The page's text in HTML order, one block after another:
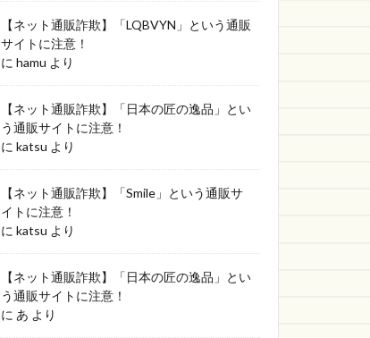
【ネット通販詐欺】「LQBVYN」という通販
サイトに注意！
に hamu より
【ネット通販詐欺】「日本の匠の逸品」とい
う通販サイトに注意！
に katsu より
【ネット通販詐欺】「Smile」という通販サ
イトに注意！
に katsu より
【ネット通販詐欺】「日本の匠の逸品」とい
う通販サイトに注意！
に あ より